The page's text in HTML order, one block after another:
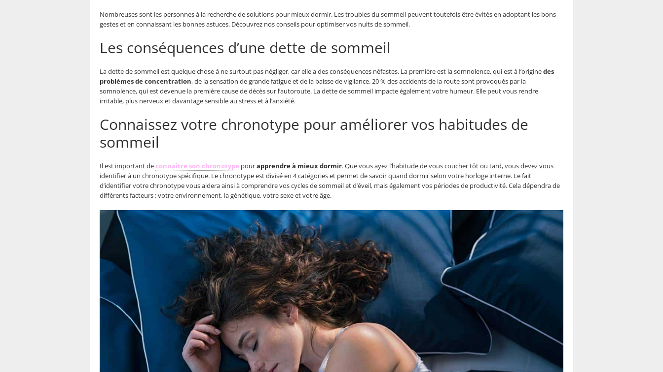
Nombreuses sont les personnes à la recherche de solutions pour mieux dormir. Les troubles du sommeil peuvent toutefois être évités en adoptant les bons
gestes et en connaissant les bonnes astuces. Découvrez nos conseils pour optimiser vos nuits de sommeil.
Les conséquences d’une dette de sommeil
La dette de sommeil est quelque chose à ne surtout pas négliger, car elle a des conséquences néfastes. La première est la somnolence, qui est à l’originedes
problèmes de concentration, de la sensation de grande fatigue et de la baisse de vigilance. 20 % des accidents de la route sont provoqués par la
somnolence, qui est devenue la première cause de décès sur l’autoroute. La dette de sommeil impacte également votre humeur. Elle peut vous rendre
irritable, plus nerveux et davantage sensible au stress et à l’anxiété.
Connaissez votre chronotype pour améliorer vos habitudes de
sommeil
Il est important deconnaître son chronotype pourapprendre à mieux dormir. Que vous ayez l’habitude de vous coucher tôt ou tard, vous devez vous
identifier à un chronotype spécifique. Le chronotype est divisé en 4 catégories et permet de savoir quand dormir selon votre horloge interne. Le fait
d’identifier votre chronotype vous aidera ainsi à comprendre vos cycles de sommeil et d’éveil, mais également vos périodes de productivité. Cela dépendra de
différents facteurs : votre environnement, la génétique, votre sexe et votre âge.